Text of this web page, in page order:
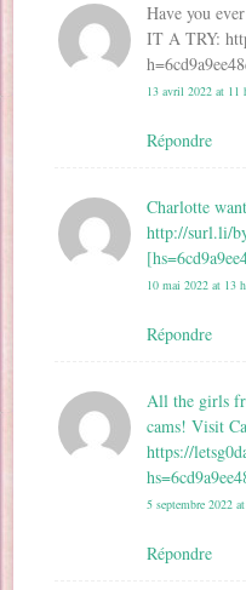
Have you
IT A TRY:
13 avril 2022 at 11
Répondre
Charlotte
http://surl.li/
10 mai 2022 at 13
Répondre
All the girls
cams! Visit
https://
5 septembre 2022
Répondre